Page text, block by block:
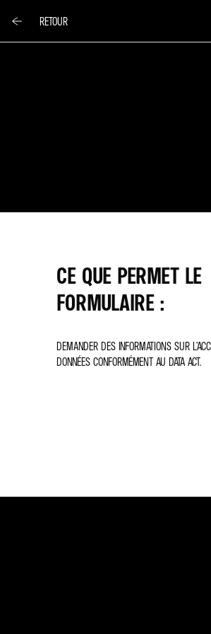
RETOUR
CE QUE PERMET LE
FORMULAIRE :
DEMANDER DES INFORMATIONS SUR
DONNÉES CONFORMÉMENT AU DATA ACT.